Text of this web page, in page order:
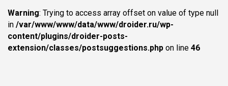
Warning: Trying to access array offset on value of type null
in /var/www/www/data/www/droider.ru/wp-
content/plugins/droider-posts-
extension/classes/postsuggestions.php on line 46